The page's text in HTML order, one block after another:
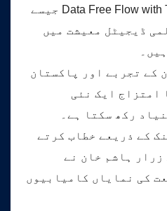
Team کا قیام اور Data Free Flow with Trust جیسے
ڈیجیٹل معیشت میں
کے تجربے اور پاکستان
امتزاج ایک نئی
رکھ سکتا ہے۔
کے ذریعے خطاب کرتے
زرار ہاشم خان نے
کی نمایاں کامیابیوں